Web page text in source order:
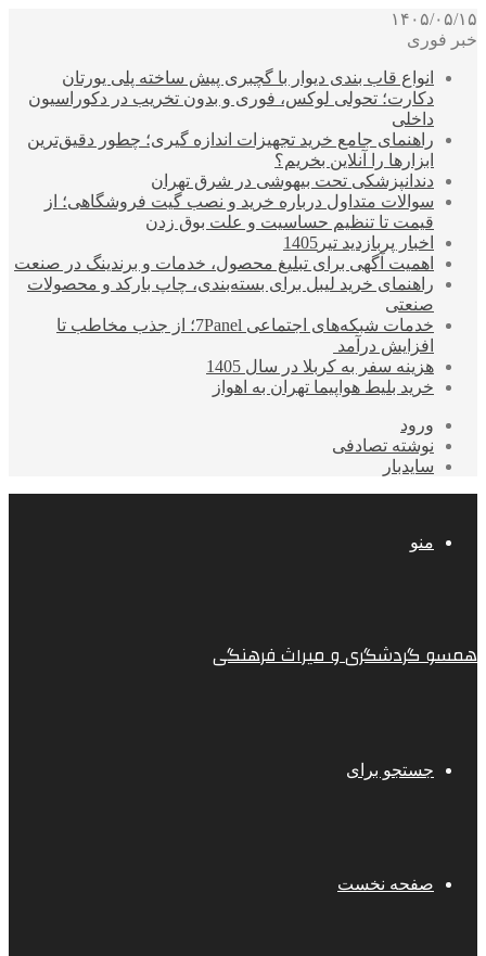
۱۴۰۵/۰۵/۱۵
خبر فوری
انواع قاب بندی دیوار با گچبری پیش ساخته پلی یورتان
دکارت؛ تحولی لوکس، فوری و بدون تخریب در دکوراسیون
داخلی
راهنمای جامع خرید تجهیزات اندازه گیری؛ چطور دقیق‌ترین
ابزارها را آنلاین بخریم؟
دندانپزشکی تحت بیهوشی در شرق تهران
سوالات متداول درباره خرید و نصب گیت فروشگاهی؛ از
قیمت تا تنظیم حساسیت و علت بوق زدن
اخبار پربازدید تیر1405
اهمیت آگهی برای تبلیغ محصول، خدمات و برندینگ در صنعت
راهنمای خرید لیبل برای بسته‌بندی، چاپ بارکد و محصولات
صنعتی
خدمات شبکه‌های اجتماعی 7Panel؛ از جذب مخاطب تا
افزایش درآمد
هزینه سفر به کربلا در سال 1405
خرید بلیط هواپیما تهران به اهواز
ورود
نوشته تصادفی
سایدبار
منو
همسو گردشگری و میراث فرهنگی
جستجو برای
صفحه نخست